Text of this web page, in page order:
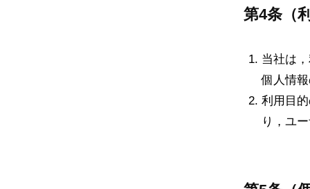
第4条（
当社は
個人情
利用目
り，ユ